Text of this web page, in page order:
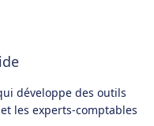
développe des outils
les experts-comptables